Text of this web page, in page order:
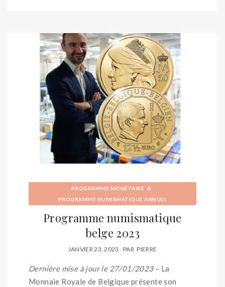
PROGRAMME MONÉTAIRE &
PROGRAMME NUMISMATIQUE ANNUEL
Programme numismatique
belge 2023
JANVIER 23, 2023 PAR PIERRE
Dernière mise à jour le 27/01/2023 – La
Monnaie Royale de Belgique présente son